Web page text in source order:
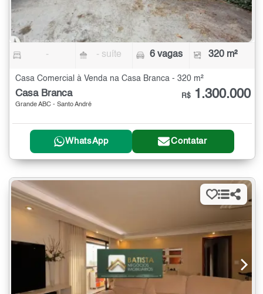
- - suíte 6 vagas 320 m²
Casa Comercial à Venda na Casa Branca - 320 m²
Casa Branca
Grande ABC - Santo André
R$ 1.300.000
WhatsApp Contatar